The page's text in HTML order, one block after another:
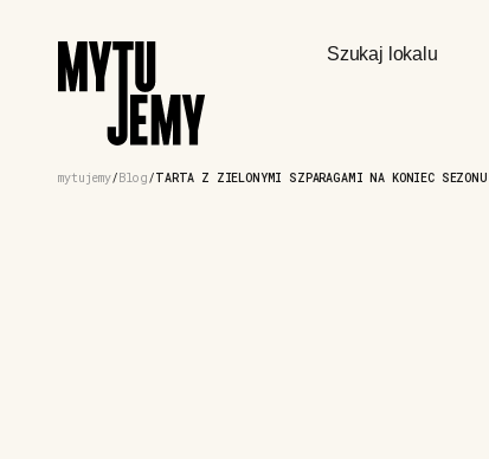
Szukaj lokalu
mytujemy Blog TARTA Z ZIELONYMI SZPARAGAMI NA KONIEC SEZONU